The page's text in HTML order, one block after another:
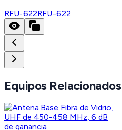
RFU-622RFU-622
Equipos Relacionados